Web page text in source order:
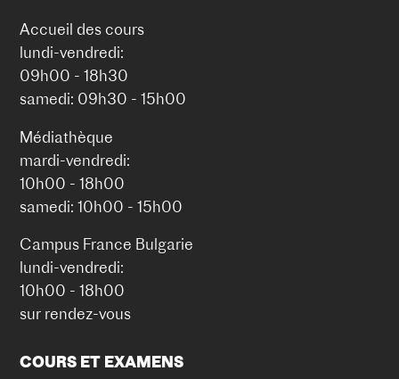
Accueil des cours
lundi-vendredi:
09h00 - 18h30
samedi: 09h30 - 15h00
Médiathèque
mardi-vendredi:
10h00 - 18h00
samedi: 10h00 - 15h00
Campus France Bulgarie
lundi-vendredi:
10h00 - 18h00
sur rendez-vous
COURS ET EXAMENS